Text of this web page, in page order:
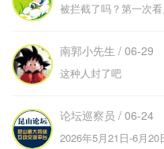
被拦截了吗？第一次
南郭小先生 / 06-29
这种人封了吧
论坛巡察员 / 06-24
2026年5月21日-6月20